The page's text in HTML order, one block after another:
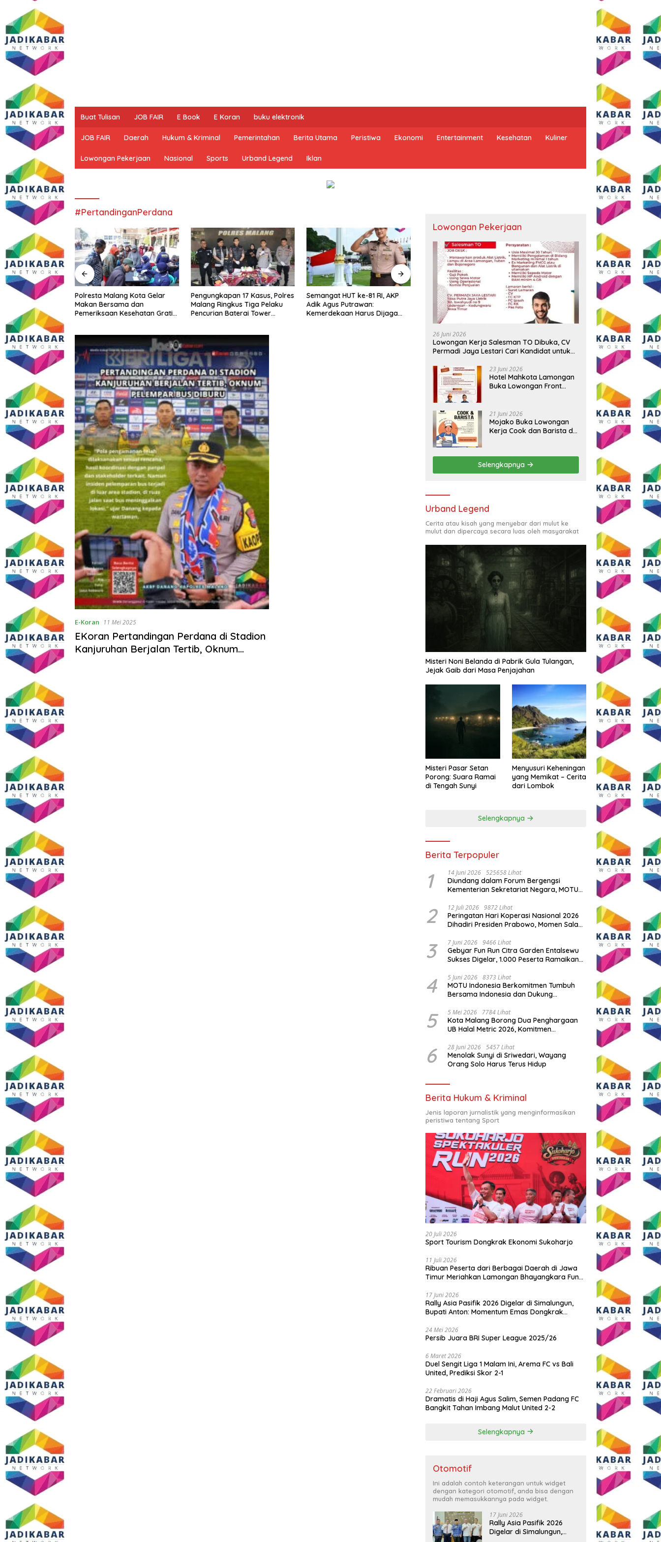
Buat Tulisan JOB FAIR E Book E Koran buku elektronik
JOB FAIR Daerah Hukum & Kriminal Pemerintahan Berita Utama Peristiwa Ekonomi Entertainment Kesehatan Kuliner
Lowongan Pekerjaan Nasional Sports Urband Legend Iklan
#PertandinganPerdana
Kota
dan Polri Jaga
Polresta Malang Kota Gelar
Makan Bersama dan
Pemeriksaan Kesehatan Gratis,
Pengungkapan 17 Kasus, Polres
Malang Ringkus Tiga Pelaku
Pencurian Baterai Tower
Semangat HUT ke-81 RI, AKP
Adik Agus Putrawan:
Kemerdekaan Harus Dijaga
Tiga BUMD Air Minum Malang
Raya Perkuat Kolaborasi,
Berangkatkan Kontingen
Menuju Seleksi Atlet
PORPAMNAS IX 2026
Wali Kota Malang Paparkan
Model Pembangunan
Berkelanjutan di Forum
Nasional Bangun Bangsa
E-Koran 11 Mei 2025
EKoran Pertandingan Perdana di Stadion
Kanjuruhan Berjalan Tertib, Oknum
Lowongan Pekerjaan
26 Juni 2026
Lowongan Kerja Salesman TO Dibuka, CV
Permadi Jaya Lestari Cari Kandidat untuk
23 Juni 2026
Hotel Mahkota Lamongan
Buka Lowongan Front
Syaratnya
21 Juni 2026
Mojako Buka Lowongan
Kerja Cook dan Barista di
Selengkapnya
Urband Legend
Cerita atau kisah yang menyebar dari mulut ke
mulut dan dipercaya secara luas oleh masyarakat
Misteri Noni Belanda di Pabrik Gula Tulangan,
Jejak Gaib dari Masa Penjajahan
Misteri Pasar Setan
Porong: Suara Ramai
di Tengah Sunyi
Menyusuri Keheningan
yang Memikat – Cerita
dari Lombok
Selengkapnya
Berita Terpopuler
1 14 Juni 2026 525658 Lihat
Diundang dalam Forum Bergengsi
Kementerian Sekretariat Negara, MOTU
Indonesia
2 12 Juli 2026 9872 Lihat
Peringatan Hari Koperasi Nasional 2026
Dihadiri Presiden Prabowo, Momen Salam
3 7 Juni 2026 9466 Lihat
Gebyar Fun Run Citra Garden Entalsewu
Sukses Digelar, 1.000 Peserta Ramaikan
4 5 Juni 2026 8373 Lihat
MOTU Indonesia Berkomitmen Tumbuh
Bersama Indonesia dan Dukung
5 5 Mei 2026 7784 Lihat
Kota Malang Borong Dua Penghargaan
UB Halal Metric 2026, Komitmen
6 28 Juni 2026 5457 Lihat
Menolak Sunyi di Sriwedari, Wayang
Orang Solo Harus Terus Hidup
Berita Hukum & Kriminal
Jenis laporan jurnalistik yang menginformasikan
peristiwa tentang Sport
20 Juli 2026
Sport Tourism Dongkrak Ekonomi Sukoharjo
11 Juli 2026
Ribuan Peserta dari Berbagai Daerah di Jawa
Timur Meriahkan Lamongan Bhayangkara Fun
17 Juni 2026
Rally Asia Pasifik 2026 Digelar di Simalungun,
Bupati Anton: Momentum Emas Dongkrak
24 Mei 2026
Persib Juara BRI Super League 2025/26
6 Maret 2026
Duel Sengit Liga 1 Malam Ini, Arema FC vs Bali
United, Prediksi Skor 2-1
22 Februari 2026
Dramatis di Haji Agus Salim, Semen Padang FC
Bangkit Tahan Imbang Malut United 2-2
Selengkapnya
Otomotif
Ini adalah contoh keterangan untuk widget
dengan kategori otomotif, anda bisa dengan
mudah memasukkannya pada widget.
17 Juni 2026
Rally Asia Pasifik 2026
Digelar di Simalungun,